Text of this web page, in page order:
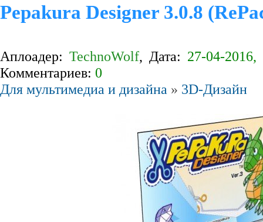
Pepakura Designer 3.0.8
Аплоадер: TechnoWolf, Дата: 27-04-2016,
Комментариев: 0
Для мультимедиа и дизайна » 3D-Дизайн